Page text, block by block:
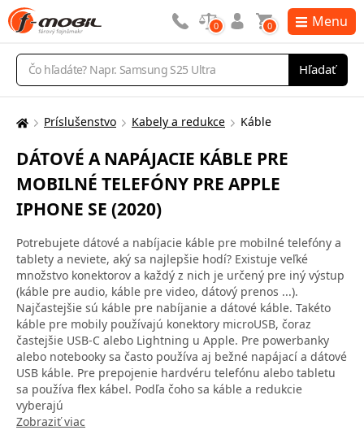
Vyhľadávanie
Hľadať
0 0 Menu
Tu
nachádzate:
Príslušenstvo Kabely a redukce Káble
DÁTOVÉ A NAPÁJACIE KÁBLE PRE
MOBILNÉ TELEFÓNY PRE APPLE
IPHONE SE (2020)
Potrebujete dátové a nabíjacie káble pre mobilné telefóny a
tablety a neviete, aký sa najlepšie hodí? Existuje veľké
množstvo konektorov a každý z nich je určený pre iný výstup
(káble pre audio, káble pre video, dátový prenos ...).
Najčastejšie sú káble pre nabíjanie a dátové káble. Takéto
káble pre mobily používajú konektory microUSB, čoraz
častejšie USB-C alebo Lightning u Apple. Pre powerbanky
alebo notebooky sa často používa aj bežné napájací a dátové
USB káble. Pre prepojenie hardvéru telefónu alebo tabletu
sa používa flex kábel. Podľa čoho sa káble a redukcie
vyberajú
Zobraziť viac